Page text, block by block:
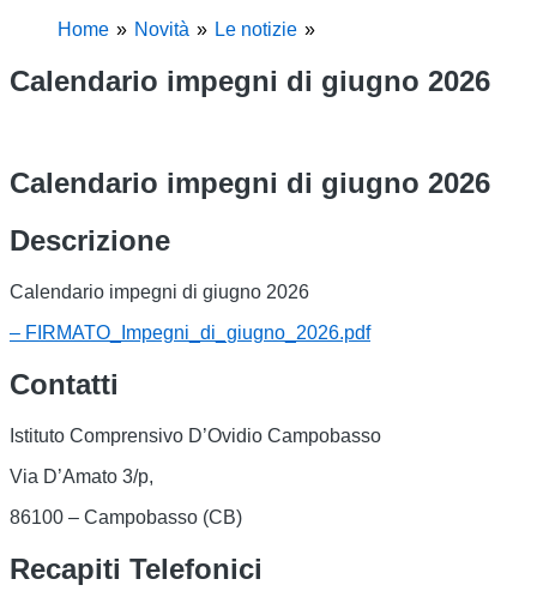
Home
Novità Le notizie
Calendario impegni di giugno 2026
Calendario impegni di giugno 2026
Descrizione
Calendario impegni di giugno 2026
– FIRMATO_Impegni_di_giugno_2026.pdf
Contatti
Istituto Comprensivo D’Ovidio Campobasso
Via D’Amato 3/p,
86100 – Campobasso (CB)
Recapiti Telefonici